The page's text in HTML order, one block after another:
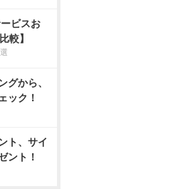
ビスお
較】
グから、
ック！
ト、サイ
ント！